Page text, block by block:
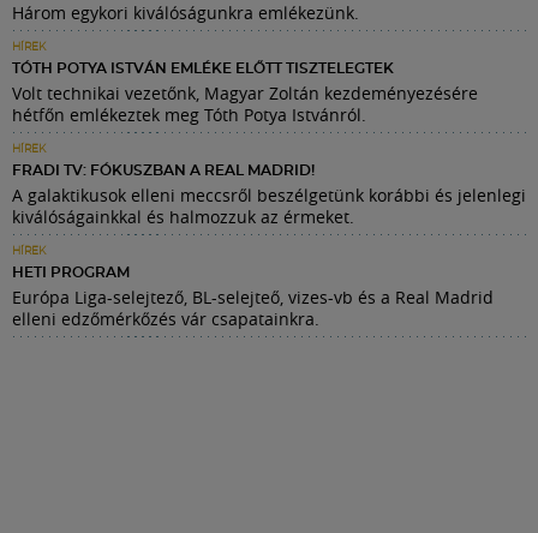
Három egykori kiválóságunkra emlékezünk.
HÍREK
TÓTH POTYA ISTVÁN EMLÉKE ELŐTT TISZTELEGTEK
Volt technikai vezetőnk, Magyar Zoltán kezdeményezésére
hétfőn emlékeztek meg Tóth Potya Istvánról.
HÍREK
FRADI TV: FÓKUSZBAN A REAL MADRID!
A galaktikusok elleni meccsről beszélgetünk korábbi és jelenlegi
kiválóságainkkal és halmozzuk az érmeket.
HÍREK
HETI PROGRAM
Európa Liga-selejtező, BL-selejteő, vizes-vb és a Real Madrid
elleni edzőmérkőzés vár csapatainkra.